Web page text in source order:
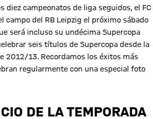
diez campeonatos de liga seguidos, el FC
campo del RB Leipzig el próximo sábado
será incluso su undécima Supercopa
seis títulos de Supercopa desde la
2012/13. Recordamos los éxitos más
regularmente con una especial foto
DE LA TEMPORADA